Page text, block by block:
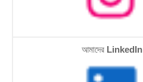
আমাদের LinkedIn